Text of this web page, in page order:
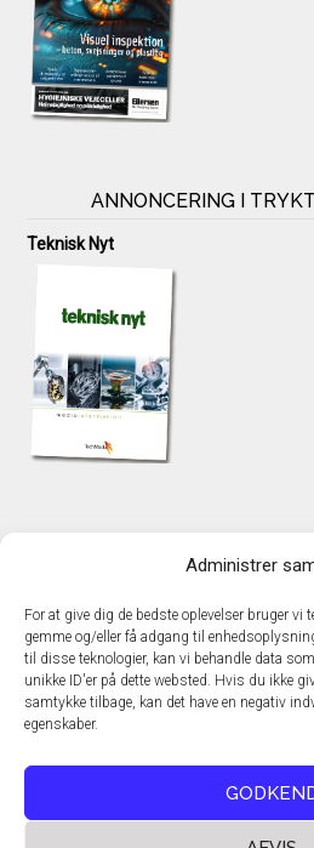
Administrer
For at give dig de bedste oplevelser bruger vi
gemme og/eller få adgang til
til disse teknologier, kan vi behandle data
unikke ID'er på dette websted. Hvis du ikke
samtykke tilbage, kan det have en negativ
egenskaber.
ANNONCERING I
Teknisk Nyt
TechMedia
DK - 2600
Telefon: +45 43
E-mail: